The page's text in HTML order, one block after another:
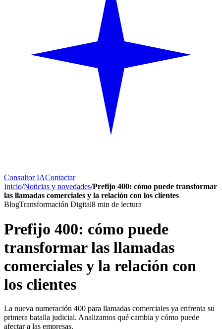
Consultor IAContactar
Inicio/Noticias y novedades/Prefijo 400: cómo puede transformar
las llamadas comerciales y la relación con los clientes
BlogTransformación Digital8 min de lectura
Prefijo 400: cómo puede
transformar las llamadas
comerciales y la relación con
los clientes
La nueva numeración 400 para llamadas comerciales ya enfrenta su
primera batalla judicial. Analizamos qué cambia y cómo puede
afectar a las empresas.